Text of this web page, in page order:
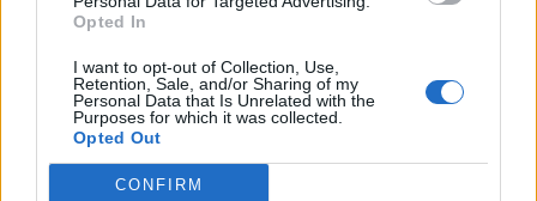
Opted In
I want to opt-out of Collection, Use,
Retention, Sale, and/or Sharing of my
Personal Data that Is Unrelated with the
Purposes for which it was collected.
Opted Out
CONFIRM
photo shutterstock
Διαβάστε επίσης
υποδιαγνωσμένη συνύπαρξη